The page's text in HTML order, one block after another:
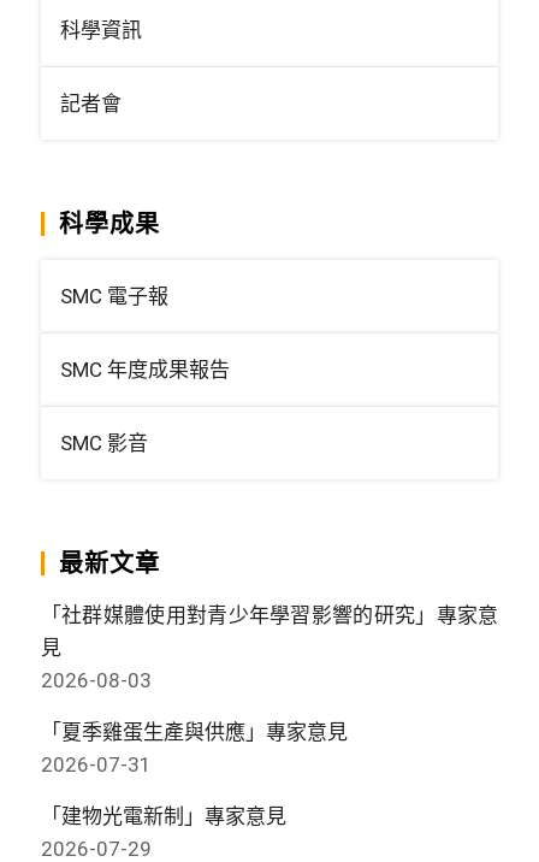
科學資訊
記者會
科學成果
SMC 電子報
SMC 年度成果報告
SMC 影音
最新文章
「社群媒體使用對青少年學習影響的研究」專家意
見
2026-08-03
「夏季雞蛋生產與供應」專家意見
2026-07-31
「建物光電新制」專家意見
2026-07-29